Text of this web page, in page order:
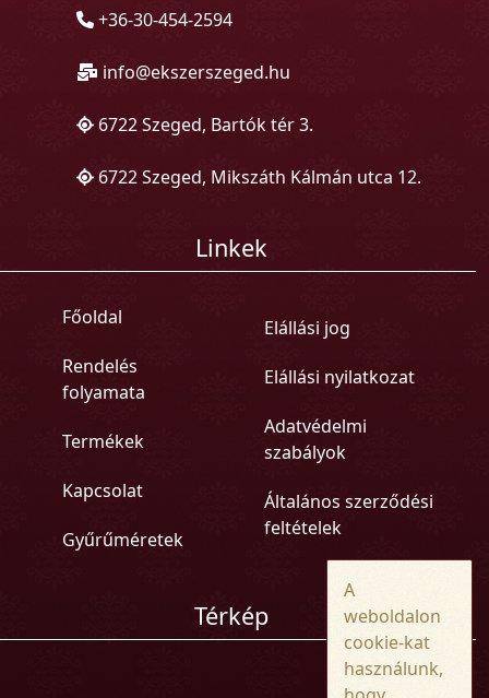
+36-30-454-2594
info@ekszerszeged.hu
6722 Szeged, Bartók tér 3.
6722 Szeged, Mikszáth Kálmán utca 12.
Linkek
Főoldal
Rendelés
folyamata
Termékek
Kapcsolat
Gyűrűméretek
Elállási jog
Elállási nyilatkozat
Adatvédelmi
szabályok
Általános szerződési
feltételek
Térkép
A
weboldalon
cookie-kat
használunk,